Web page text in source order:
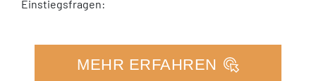
Einstiegsfragen:
MEHR ERFAHREN